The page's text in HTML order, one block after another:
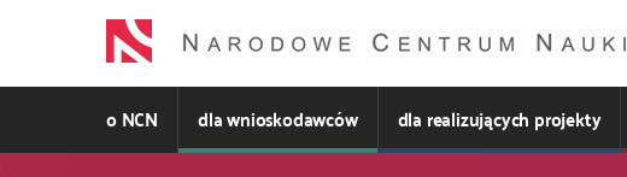
o NCN dla wnioskodawców dla realizujących projekty